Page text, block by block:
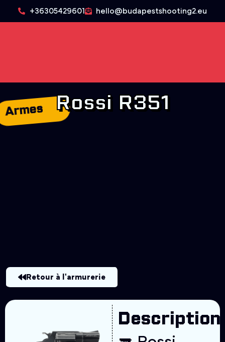
+36305429601 hello@budapestshooting2.eu
Rossi R351
Armes
Retour à l'armurerie
Description